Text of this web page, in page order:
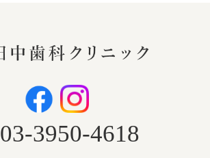
03-3950-4618